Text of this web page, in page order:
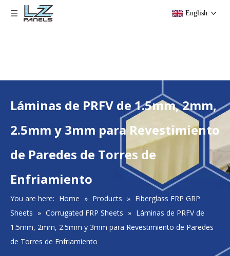
English
Láminas de PRFV de 1.5mm, 2mm,
2.5mm y 3mm para Revestimiento
de Paredes de Torres de
Enfriamiento
You are here: Home » Products » Fiberglass FRP GRP
Sheets » Corrugated FRP Sheets » Láminas de PRFV de
1.5mm, 2mm, 2.5mm y 3mm para Revestimiento de Paredes
de Torres de Enfriamiento